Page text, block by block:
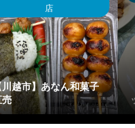
【坂戸市】花きゃべつ